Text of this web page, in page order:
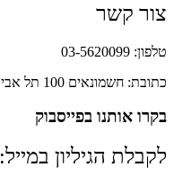
צור קשר
טלפון: 03-5620099
כתובת: חשמונאים 100 תל אביב
בקרו אותנו בפייסבוק
לקבלת הגיליון במייל: